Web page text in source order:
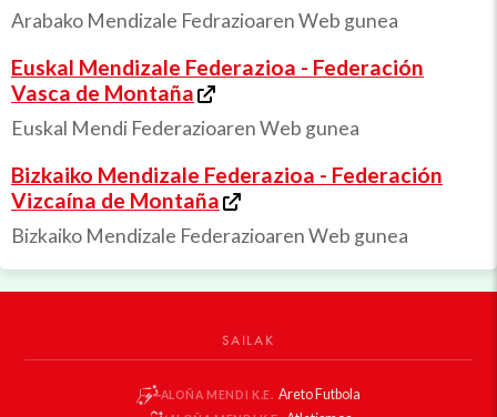
Arabako Mendizale Fedrazioaren Web gunea
Euskal Mendizale Federazioa - Federación
Vasca de Montaña
Euskal Mendi Federazioaren Web gunea
Bizkaiko Mendizale Federazioa - Federación
Vizcaína de Montaña
Bizkaiko Mendizale Federazioaren Web gunea
SAILAK
ALOÑA MENDI K.E. Areto Futbola